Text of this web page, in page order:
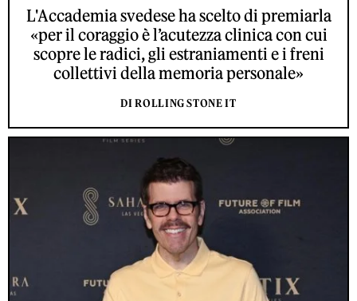
L'Accademia svedese ha scelto di premiarla
«per il coraggio è l’acutezza clinica con cui
scopre le radici, gli estraniamenti e i freni
collettivi della memoria personale»
DI ROLLING STONE IT